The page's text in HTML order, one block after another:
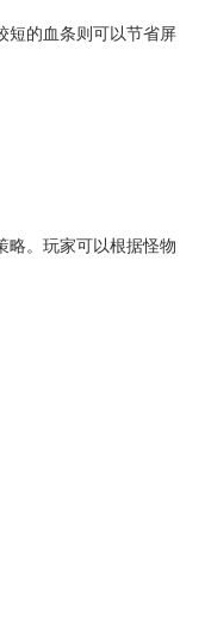
短的血条则可以节省屏
略。玩家可以根据怪物